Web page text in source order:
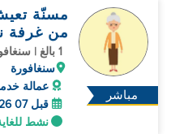
مباشر
من غرفة
1 بالغ | سنغافورة
سنغافورة
عمالة
قبل 07 Oct 2026
نشط